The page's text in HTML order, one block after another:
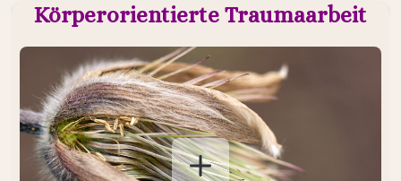
Körperorientierte Traumaarbeit
Ein Trauma führt zu einer tiefgreifenden